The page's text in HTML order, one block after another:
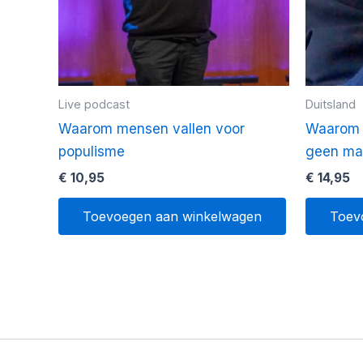
Live podcast
Waarom mensen vallen voor
populisme
€ 10,95
Toevoegen aan winkelwagen
Duitsland
geen
€ 14,95